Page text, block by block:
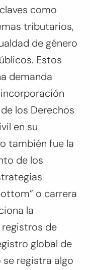
como
tributarios,
de género
Estos
demanda
los Derechos
en su
también fue la
de los
” o carrera
la
de
global de
registra algo